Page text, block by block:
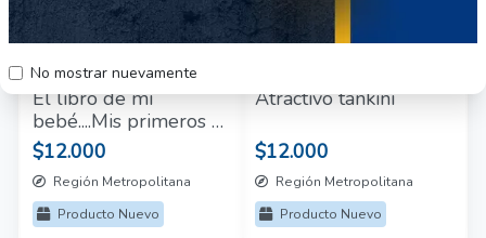
No mostrar nuevamente
El libro de mi
bebé....Mis primeros 3
años
$12.000
Región Metropolitana
Producto Nuevo
Atractivo tankini
$12.000
Región Metropolitana
Producto Nuevo